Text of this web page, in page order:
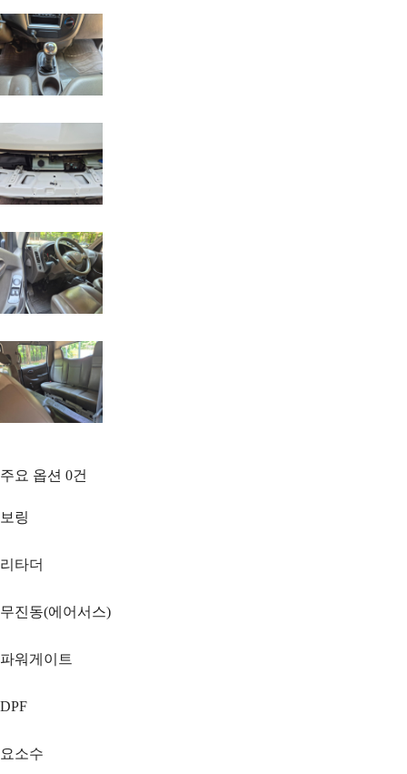
주요 옵션 0건
보링
리타더
무진동(에어서스)
파워게이트
DPF
요소수